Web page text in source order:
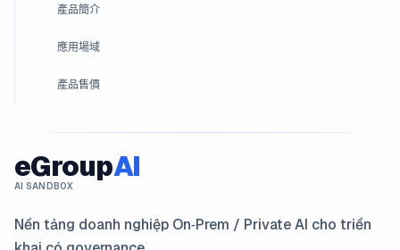
產品簡介
應用場域
產品售價
eGroupAI
AI SANDBOX
Nền tảng doanh nghiệp On‑Prem / Private AI cho triển